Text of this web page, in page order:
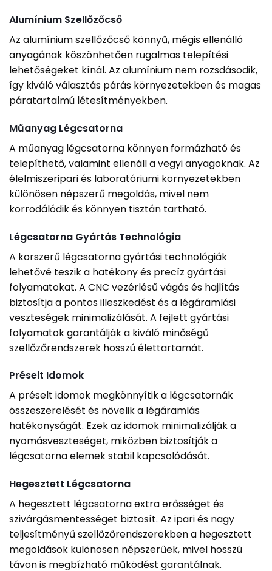
Alumínium Szellőzőcső
Az alumínium szellőzőcső könnyű, mégis ellenálló
anyagának köszönhetően rugalmas telepítési
lehetőségeket kínál. Az alumínium nem rozsdásodik,
így kiváló választás párás környezetekben és magas
páratartalmú létesítményekben.
Műanyag Légcsatorna
A műanyag légcsatorna könnyen formázható és
telepíthető, valamint ellenáll a vegyi anyagoknak. Az
élelmiszeripari és laboratóriumi környezetekben
különösen népszerű megoldás, mivel nem
korrodálódik és könnyen tisztán tartható.
Légcsatorna Gyártás Technológia
A korszerű légcsatorna gyártási technológiák
lehetővé teszik a hatékony és precíz gyártási
folyamatokat. A CNC vezérlésű vágás és hajlítás
biztosítja a pontos illeszkedést és a légáramlási
veszteségek minimalizálását. A fejlett gyártási
folyamatok garantálják a kiváló minőségű
szellőzőrendszerek hosszú élettartamát.
Préselt Idomok
A préselt idomok megkönnyítik a légcsatornák
összeszerelését és növelik a légáramlás
hatékonyságát. Ezek az idomok minimalizálják a
nyomásveszteséget, miközben biztosítják a
légcsatorna elemek stabil kapcsolódását.
Hegesztett Légcsatorna
A hegesztett légcsatorna extra erősséget és
szivárgásmentességet biztosít. Az ipari és nagy
teljesítményű szellőzőrendszerekben a hegesztett
megoldások különösen népszerűek, mivel hosszú
távon is megbízható működést garantálnak.